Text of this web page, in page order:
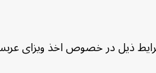
ذیل در خصوص اخذ ویزای